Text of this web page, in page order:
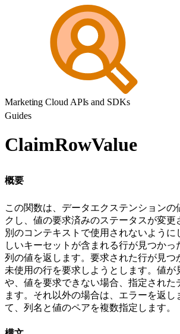
Marketing Cloud APIs and SDKs
Guides
ClaimRowValue
概要
この関数は、データエクステンションの
クし、値の要求済みのステータスが変更
別のコンテキストで使用されないように
しいキーセットが含まれる行が見つかっ
列の値を返します。要求された行が見つ
未使用の行を要求しようとします。値が
や、値を要求できない場合、指定された
ます。それ以外の場合は、エラーを返し
て、列名と値のペアを複数指定します。